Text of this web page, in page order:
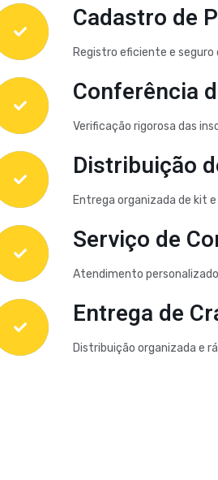
Cadastro de
Registro eficiente e
Conferência
Verificação rigorosa das
Distribuição
Entrega organizada de kit
Serviço de
Atendimento
Entrega de
Distribuição organizada e